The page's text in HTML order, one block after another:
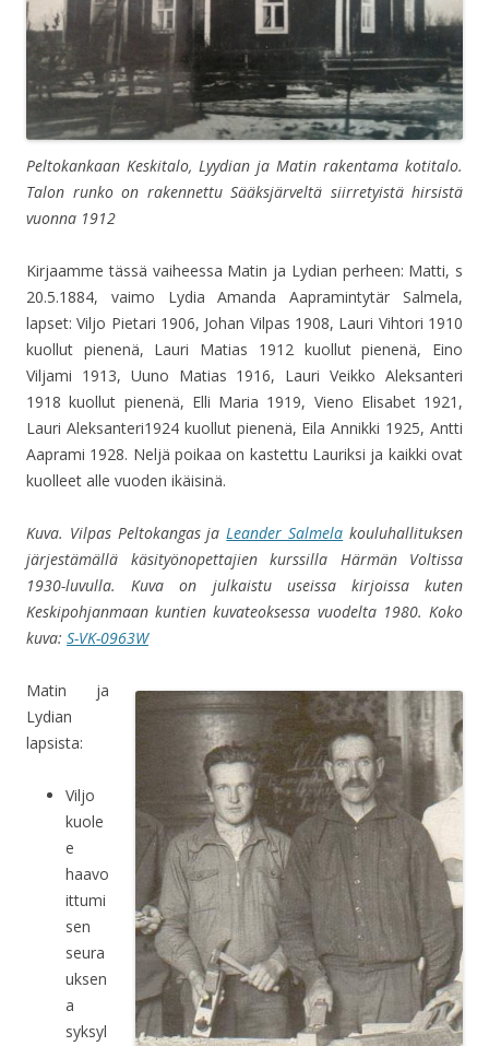
Peltokankaan Keskitalo, Lyydian ja Matin rakentama kotitalo.
Talon runko on rakennettu Sääksjärveltä siirretyistä hirsistä
vuonna 1912
Kirjaamme tässä vaiheessa Matin ja Lydian perheen: Matti, s
20.5.1884, vaimo Lydia Amanda Aapramintytär Salmela,
lapset: Viljo Pietari 1906, Johan Vilpas 1908, Lauri Vihtori 1910
kuollut pienenä, Lauri Matias 1912 kuollut pienenä, Eino
Viljami 1913, Uuno Matias 1916, Lauri Veikko Aleksanteri
1918 kuollut pienenä, Elli Maria 1919, Vieno Elisabet 1921,
Lauri Aleksanteri1924 kuollut pienenä, Eila Annikki 1925, Antti
Aaprami 1928. Neljä poikaa on kastettu Lauriksi ja kaikki ovat
kuolleet alle vuoden ikäisinä.
Kuva. Vilpas Peltokangas jaLeander Salmela kouluhallituksen
järjestämällä käsityönopettajien kurssilla Härmän Voltissa
1930-luvulla. Kuva on julkaistu useissa kirjoissa kuten
Keskipohjanmaan kuntien kuvateoksessa vuodelta 1980. Koko
kuva: S-VK-0963W
Matin ja
Lydian
lapsista:
Viljo
kuole
e
haavo
ittumi
sen
seura
uksen
a
syksyl